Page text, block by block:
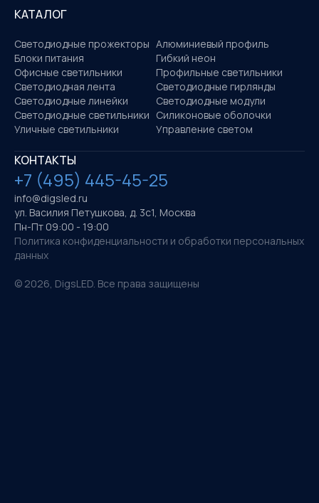
КАТАЛОГ
Светодиодные прожекторы Алюминиевый профиль
Блоки питания
Гибкий неон
Офисные светильники
Профильные светильники
Светодиодная лента
Светодиодные гирлянды
Светодиодные линейки
Светодиодные модули
Светодиодные светильники Силиконовые оболочки
Уличные светильники
Управление светом
КОНТАКТЫ
+7 (495) 445-45-25
info@digsled.ru
ул. Василия Петушкова, д. 3с1, Москва
Пн-Пт 09:00 - 19:00
Политика конфиденциальности и обработки персональных
данных
© 2026, DigsLED. Все права защищены